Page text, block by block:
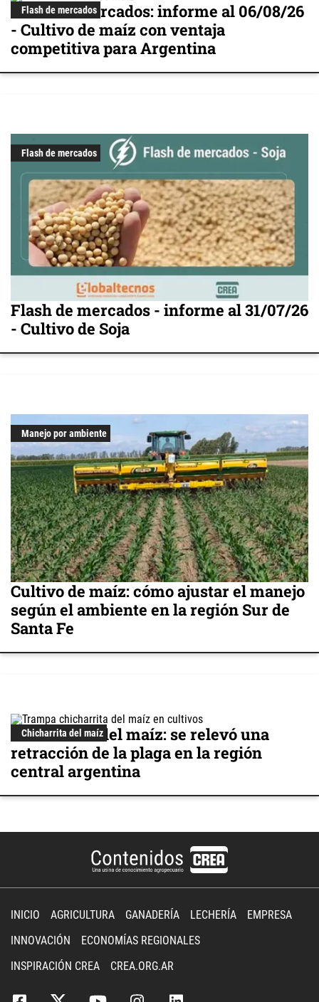
Flash de mercados
Flash de mercados: informe al 06/08/26
- Cultivo de maíz con ventaja
competitiva para Argentina
Flash de mercados
Flash de mercados - informe al 31/07/26
- Cultivo de Soja
Manejo por ambiente
Cultivo de maíz: cómo ajustar el manejo
según el ambiente en la región Sur de
Santa Fe
Chicharrita del maíz
Chicharrita del maíz: se relevó una
retracción de la plaga en la región
central argentina
INICIO AGRICULTURA GANADERÍA LECHERÍA
EMPRESA
INNOVACIÓN
ECONOMÍAS REGIONALES
INSPIRACIÓN CREA
CREA.ORG.AR